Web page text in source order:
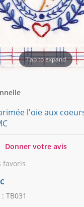
Tap to expand
l'oie aux
0
Donner votre avis
favoris
: TB031